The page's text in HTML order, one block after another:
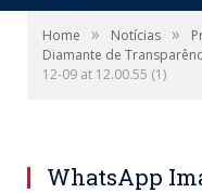
Home » Notícias »
Diamante de
12-09 at 12.00.55 (1)
WhatsApp